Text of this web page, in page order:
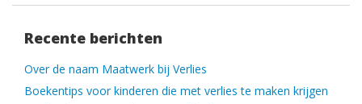
Recente berichten
Over de naam Maatwerk bij Verlies
Boekentips voor kinderen die met verlies te maken krijgen